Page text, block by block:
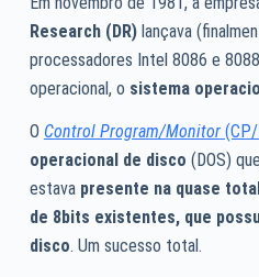
Research (DR)lançava
processadores Intel 8086 e
operacional, o sistema
O Control Program/Monitor(CP/
operacional de disco (DOS)
estava presente na quase
de 8bits existentes, que
disco. Um sucesso total.